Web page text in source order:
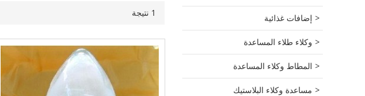
إضافات غذائية
وكلاء طلاء المساعدة
المطاط وكلاء المساعدة
مساعدة وكلاء البلاستيك
1 نتيجة